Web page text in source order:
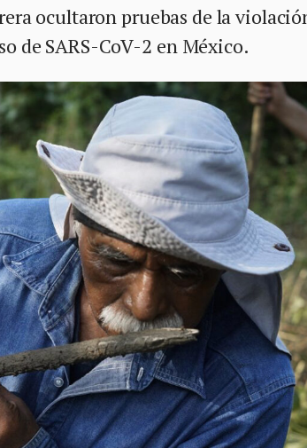
ocultaron pruebas de la
de SARS-CoV-2 en México.